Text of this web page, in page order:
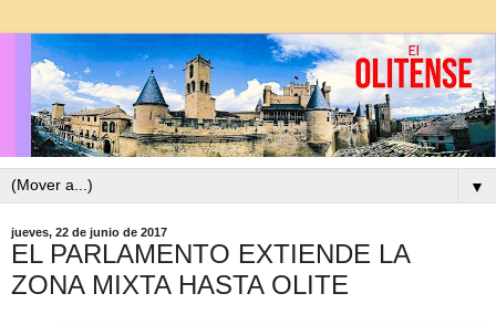
▼
jueves, 22 de junio de 2017
EL PARLAMENTO EXTIENDE LA
ZONA MIXTA HASTA OLITE